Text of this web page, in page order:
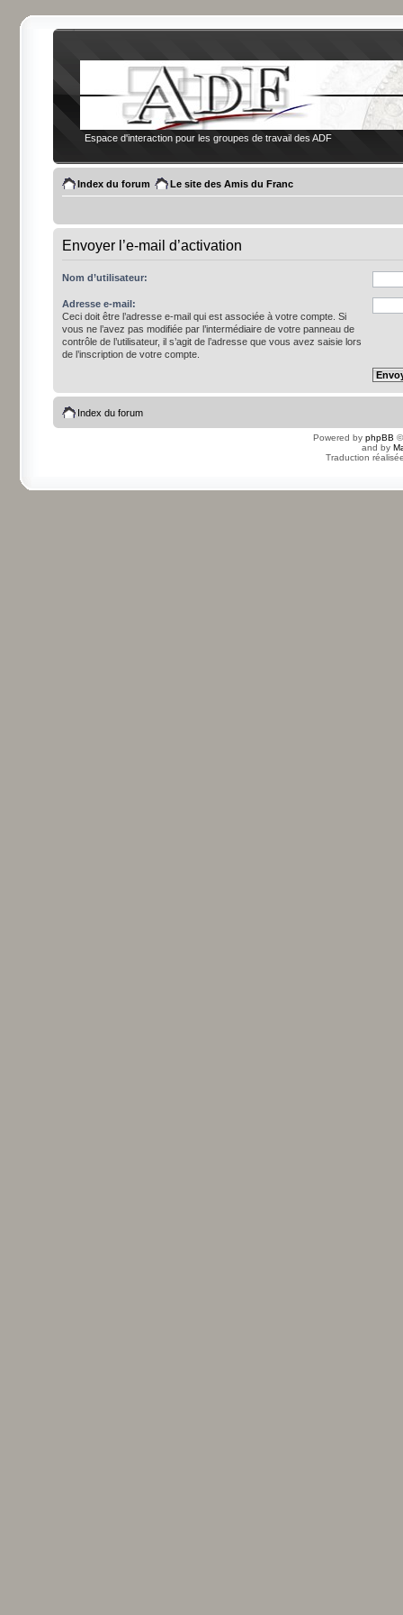
Espace d'interaction pour les groupes de travail des ADF
Index du forum Le site des Amis du Franc
Envoyer l’e-mail d’activation
Nom d’utilisateur:
Adresse e-mail:
Ceci doit être l’adresse e-mail qui est associée à votre compte. Si
vous ne l’avez pas modifiée par l’intermédiaire de votre panneau de
contrôle de l’utilisateur, il s’agit de l’adresse que vous avez saisie lors
de l’inscription de votre compte.
Index du forum
Powered by phpBB
and by
Traduction